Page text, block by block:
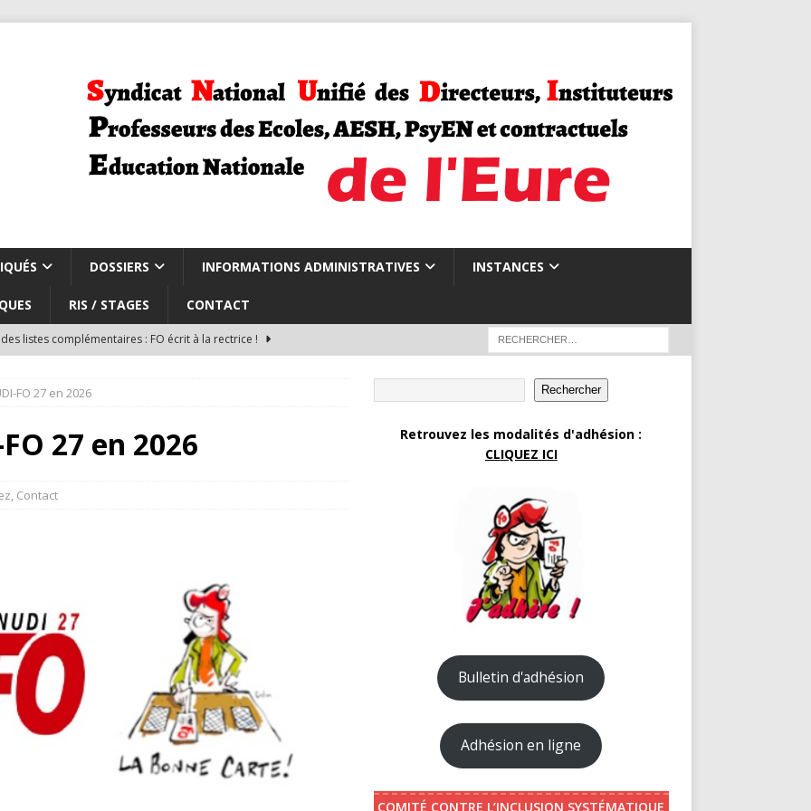
DOSSIERS INFORMATIONS ADMINISTRATIVES INSTANCES
RIS / STAGES CONTACT
listes complémentaires : FO écrit à la rectrice !
du CSA repli carte scolaire et rythmes scolaires
du CSA SD d’ajustement pour la rentrée 2026. De nouvelles
FO 27 en 2026
27 en 2026
, Contact
Rechercher
Retrouvez les modalités d'adhésion :
CLIQUEZ ICI
Bulletin d'adhésion
Adhésion en ligne
COMITÉ CONTRE L’INCLUSION SYSTÉMATIQUE